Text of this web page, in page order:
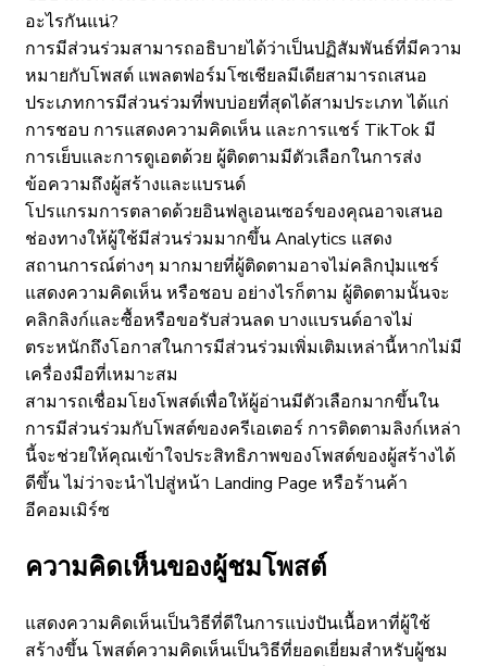
อะไรกันแน่?
การมีส่วนร่วมสามารถอธิบายได้ว่าเป็นปฏิสัมพันธ์ที่มีความ
หมายกับโพสต์ แพลตฟอร์มโซเชียลมีเดียสามารถเสนอ
ประเภทการมีส่วนร่วมที่พบบ่อยที่สุดได้สามประเภท ได้แก่
การชอบ การแสดงความคิดเห็น และการแชร์ TikTok มี
การเย็บและการดูเอตด้วย ผู้ติดตามมีตัวเลือกในการส่ง
ข้อความถึงผู้สร้างและแบรนด์
โปรแกรมการตลาดด้วยอินฟลูเอนเซอร์ของคุณอาจเสนอ
ช่องทางให้ผู้ใช้มีส่วนร่วมมากขึ้น Analytics แสดง
สถานการณ์ต่างๆ มากมายที่ผู้ติดตามอาจไม่คลิกปุ่มแชร์
แสดงความคิดเห็น หรือชอบ อย่างไรก็ตาม ผู้ติดตามนั้นจะ
คลิกลิงก์และซื้อหรือขอรับส่วนลด บางแบรนด์อาจไม่
ตระหนักถึงโอกาสในการมีส่วนร่วมเพิ่มเติมเหล่านี้หากไม่มี
เครื่องมือที่เหมาะสม
สามารถเชื่อมโยงโพสต์เพื่อให้ผู้อ่านมีตัวเลือกมากขึ้นใน
การมีส่วนร่วมกับโพสต์ของครีเอเตอร์ การติดตามลิงก์เหล่า
นี้จะช่วยให้คุณเข้าใจประสิทธิภาพของโพสต์ของผู้สร้างได้
ดีขึ้น ไม่ว่าจะนำไปสู่หน้า Landing Page หรือร้านค้า
อีคอมเมิร์ซ
ความคิดเห็นของผู้ชมโพสต์
แสดงความคิดเห็นเป็นวิธีที่ดีในการแบ่งปันเนื้อหาที่ผู้ใช้
สร้างขึ้น โพสต์ความคิดเห็นเป็นวิธีที่ยอดเยี่ยมสำหรับผู้ชม